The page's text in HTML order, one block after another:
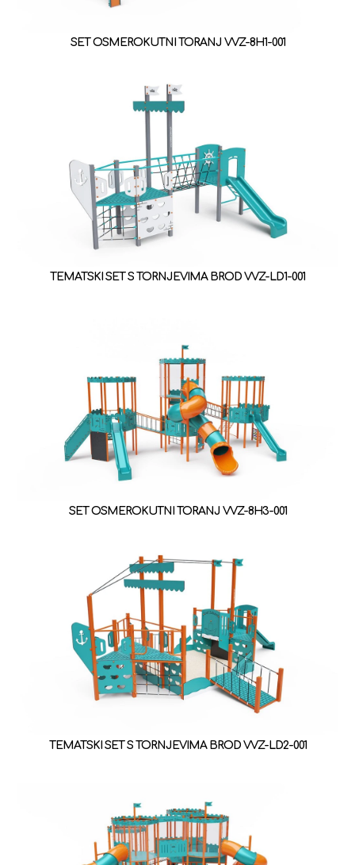
SET OSMEROKUTNI TORANJ VVZ-8H1-001
TEMATSKI SET S TORNJEVIMA BROD VVZ-LD1-001
SET OSMEROKUTNI TORANJ VVZ-8H3-001
TEMATSKI SET S TORNJEVIMA BROD VVZ-LD2-001